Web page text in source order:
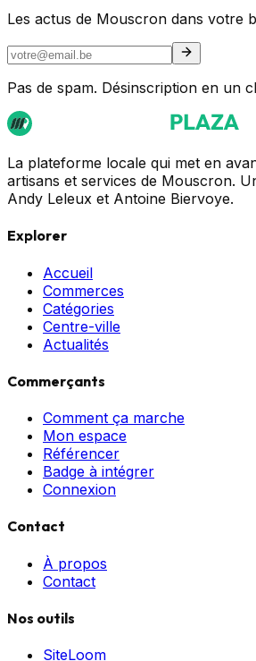
Les actus de Mouscron dans votre
Pas de spam. Désinscription en un
La plateforme locale qui met en
artisans et services de Mouscron.
Andy Leleux et Antoine Biervoye.
Explorer
Accueil
Commerces
Catégories
Centre-ville
Actualités
Commerçants
Comment ça marche
Mon espace
Référencer
Badge à intégrer
Connexion
Contact
À propos
Contact
Nos outils
SiteLoom